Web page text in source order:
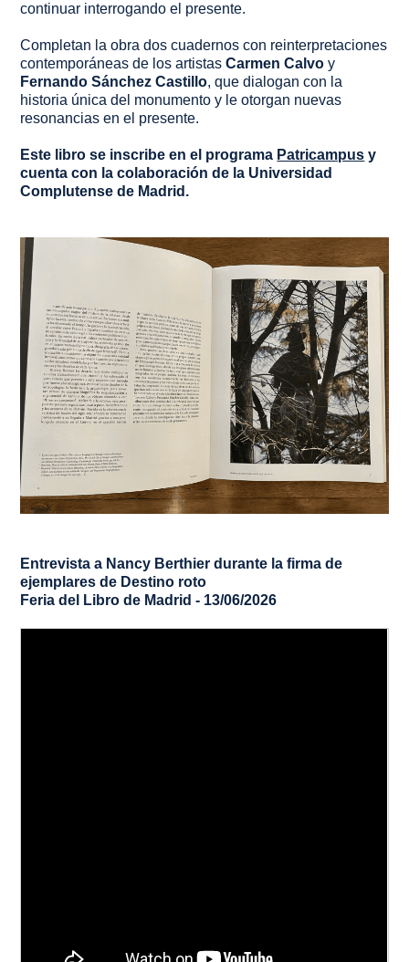
continuar interrogando el presente.
Completan la obra dos cuadernos con reinterpretaciones
contemporáneas de los artistasCarmen Calvo y
Fernando Sánchez Castillo, que dialogan con la
historia única del monumento y le otorgan nuevas
resonancias en el presente.
Este libro se inscribe en el programa Patricampus y
cuenta con la colaboración de la Universidad
Complutense de Madrid.
Entrevista a Nancy Berthier durante la firma de
ejemplares de Destino roto
Feria del Libro de Madrid - 13/06/2026